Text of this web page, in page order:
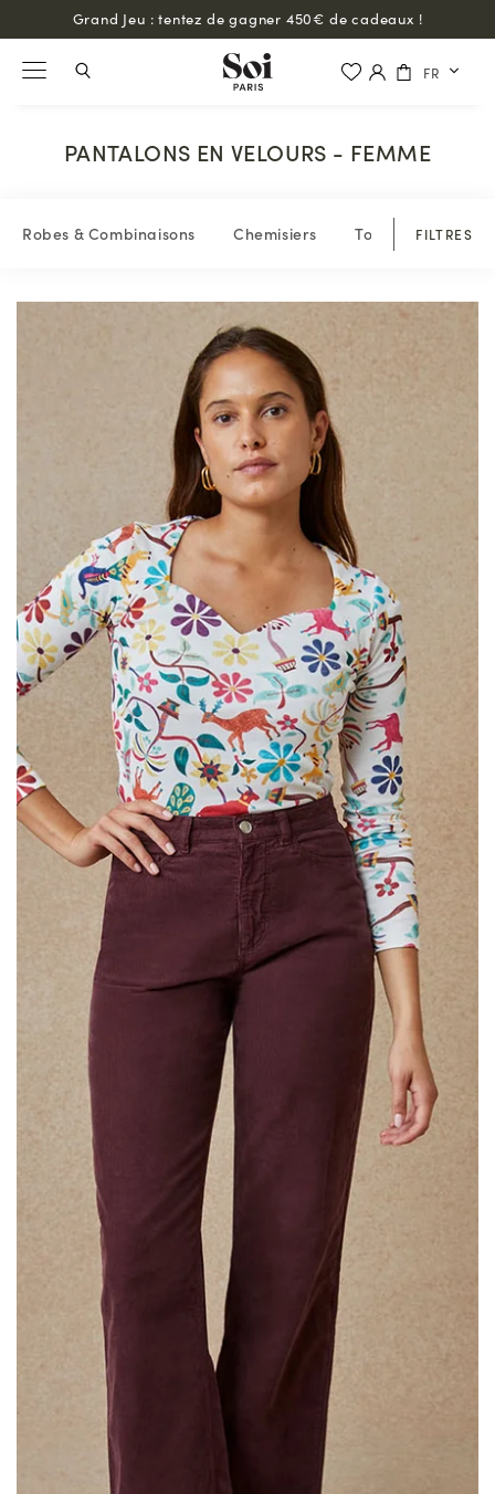
Grand Jeu : tentez de gagner 450€ de cadeaux !
FR
PANTALONS EN VELOURS - FEMME
Robes & Combinaisons Chemisiers Tops & blouses
FILTRES